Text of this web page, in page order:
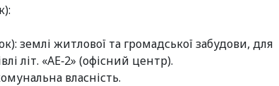
землі житлової та громадської забудови, для
літ. «АЕ‑2» (офісний центр).
власність.